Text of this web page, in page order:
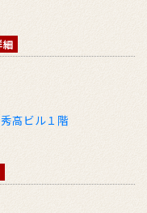
細
高ビル１階